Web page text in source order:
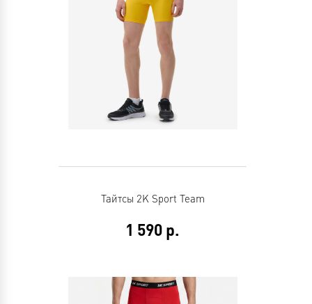
Тайтсы 2K Sport Team
1 590 р.